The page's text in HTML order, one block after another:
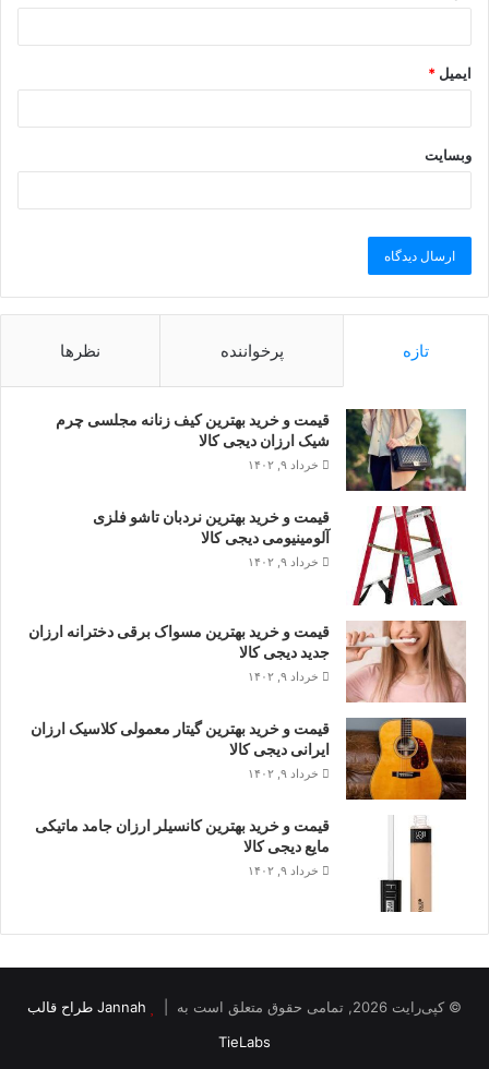
ایمیل *
وبسایت
تازه پرخواننده نظرها
قیمت و خرید بهترین کیف زنانه مجلسی چرم
شیک ارزان دیجی کالا
خرداد ۹, ۱۴۰۲
قیمت و خرید بهترین نردبان تاشو فلزی
آلومینیومی دیجی کالا
خرداد ۹, ۱۴۰۲
قیمت و خرید بهترین مسواک برقی دخترانه ارزان
جدید دیجی کالا
خرداد ۹, ۱۴۰۲
قیمت و خرید بهترین گیتار معمولی کلاسیک ارزان
ایرانی دیجی کالا
خرداد ۹, ۱۴۰۲
قیمت و خرید بهترین کانسیلر ارزان جامد ماتیکی
مایع دیجی کالا
خرداد ۹, ۱۴۰۲
© کپی‌رایت 2026, تمامی حقوق متعلق است به |
Jannah طراح قالب
TieLabs